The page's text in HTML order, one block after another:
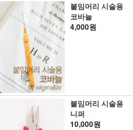
붙임머리 시술용
코바늘
4,000원
붙임머리 시술용
니퍼
10,000원